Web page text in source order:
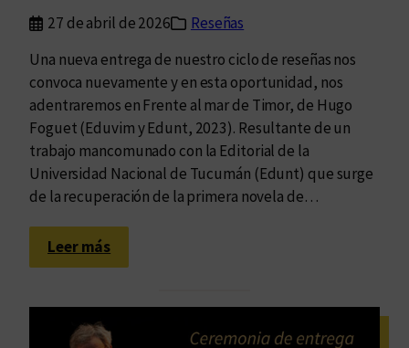
n
t
r
á
n
s
i
t
27 de abril de 2026
Reseñas
Una nueva entrega de nuestro ciclo de reseñas nos
convoca nuevamente y en esta oportunidad, nos
adentraremos en Frente al mar de Timor, de Hugo
Foguet (Eduvim y Edunt, 2023). Resultante de un
trabajo mancomunado con la Editorial de la
Universidad Nacional de Tucumán (Edunt) que surge
de la recuperación de la primera novela de…
Leer más:
L
o